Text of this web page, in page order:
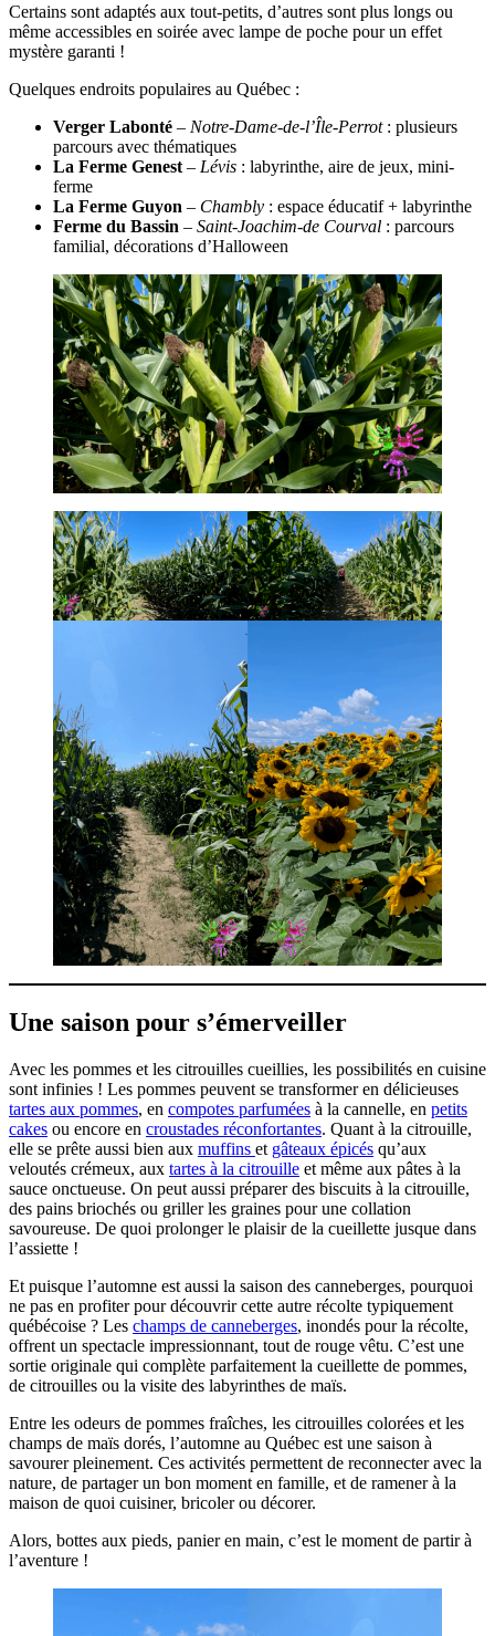
Certains sont adaptés aux tout-petits, d’autres sont plus longs ou
même accessibles en soirée avec lampe de poche pour un effet
mystère garanti !
Quelques endroits populaires au Québec :
Verger Labonté – Notre-Dame-de-l’Île-Perrot: plusieurs
parcours avec thématiques
La Ferme Genest – Lévis : labyrinthe, aire de jeux, mini-
ferme
La Ferme Guyon – Chambly : espace éducatif + labyrinthe
Ferme du Bassin – Saint-Joachim-de Courval : parcours
familial, décorations d’Halloween
Une saison pour s’émerveiller
Avec les pommes et les citrouilles cueillies, les possibilités en cuisine
sont infinies ! Les pommes peuvent se transformer en délicieuses
tartes aux pommes, en compotes parfumées à la cannelle, en petits
cakes ou encore en croustades réconfortantes. Quant à la citrouille,
elle se prête aussi bien aux muffins et gâteaux épicés qu’aux
veloutés crémeux, aux tartes à la citrouille et même aux pâtes à la
sauce onctueuse. On peut aussi préparer des biscuits à la citrouille,
des pains briochés ou griller les graines pour une collation
savoureuse. De quoi prolonger le plaisir de la cueillette jusque dans
l’assiette !
Et puisque l’automne est aussi la saison des canneberges, pourquoi
ne pas en profiter pour découvrir cette autre récolte typiquement
québécoise ? Les champs de canneberges, inondés pour la récolte,
offrent un spectacle impressionnant, tout de rouge vêtu. C’est une
sortie originale qui complète parfaitement la cueillette de pommes,
de citrouilles ou la visite des labyrinthes de maïs.
Entre les odeurs de pommes fraîches, les citrouilles colorées et les
champs de maïs dorés, l’automne au Québec est une saison à
savourer pleinement. Ces activités permettent de reconnecter avec la
nature, de partager un bon moment en famille, et de ramener à la
maison de quoi cuisiner, bricoler ou décorer.
Alors, bottes aux pieds, panier en main, c’est le moment de partir à
l’aventure !